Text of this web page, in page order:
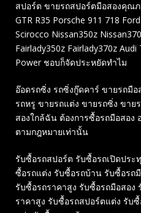
สปอร์ต ขายรถสปอร์ตมือสองคุณ
GTR R35 Porsche 911 718
Scirocco Nissan350z
Fairlady350z Fairlady370z
Power ชอบก็จัดประหยัดทำไม
อ๊อดรถซิ่ง รถซิ่งกู๊ดคาร์ ขายรถมื
รถหรู ขายรถแต่ง ขายรถซิ่ง ขาย
สองใกล้ฉัน ต้องการซื้อรถมือสอง
ตามกฎหมายเท่านั้น
รับซื้อรถสปอร์ต รับซื้อรถเปิดปร
ซื้อรถแต่ง รับซื้อรถบ้าน รับซื้อรถ
รับซื้อรถราคาสูง รับซื้อรถมือสอ
ราคาสูง รับซื้อรถสปอร์ตแต่ง รับ